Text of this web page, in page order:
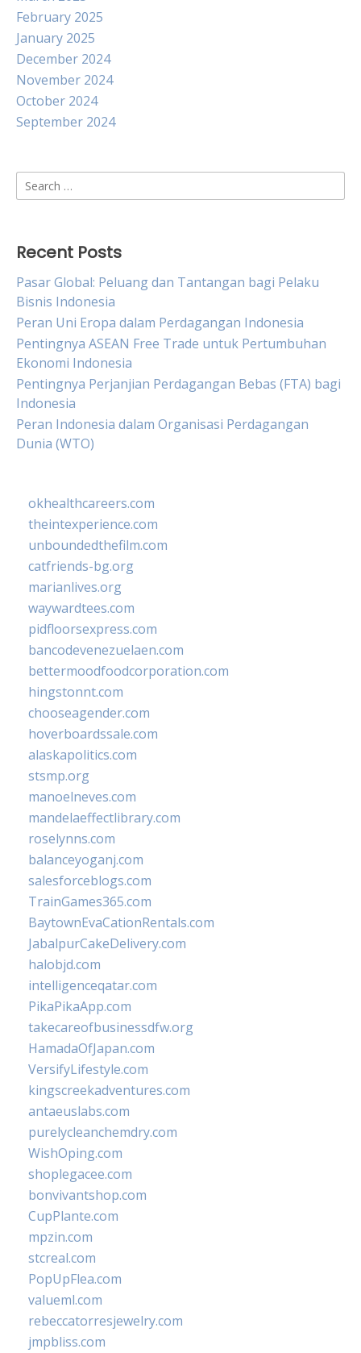
February 2025
January 2025
December 2024
November 2024
October 2024
September 2024
Search
for:
Recent Posts
Pasar Global: Peluang dan Tantangan bagi Pelaku
Bisnis Indonesia
Peran Uni Eropa dalam Perdagangan Indonesia
Pentingnya ASEAN Free Trade untuk Pertumbuhan
Ekonomi Indonesia
Pentingnya Perjanjian Perdagangan Bebas (FTA) bagi
Indonesia
Peran Indonesia dalam Organisasi Perdagangan
Dunia (WTO)
okhealthcareers.com
theintexperience.com
unboundedthefilm.com
catfriends-bg.org
marianlives.org
waywardtees.com
pidfloorsexpress.com
bancodevenezuelaen.com
bettermoodfoodcorporation.com
hingstonnt.com
chooseagender.com
hoverboardssale.com
alaskapolitics.com
stsmp.org
manoelneves.com
mandelaeffectlibrary.com
roselynns.com
balanceyoganj.com
salesforceblogs.com
TrainGames365.com
BaytownEvaCationRentals.com
JabalpurCakeDelivery.com
halobjd.com
intelligenceqatar.com
PikaPikaApp.com
takecareofbusinessdfw.org
HamadaOfJapan.com
VersifyLifestyle.com
kingscreekadventures.com
antaeuslabs.com
purelycleanchemdry.com
WishOping.com
shoplegacee.com
bonvivantshop.com
CupPlante.com
mpzin.com
stcreal.com
PopUpFlea.com
valueml.com
rebeccatorresjewelry.com
jmpbliss.com